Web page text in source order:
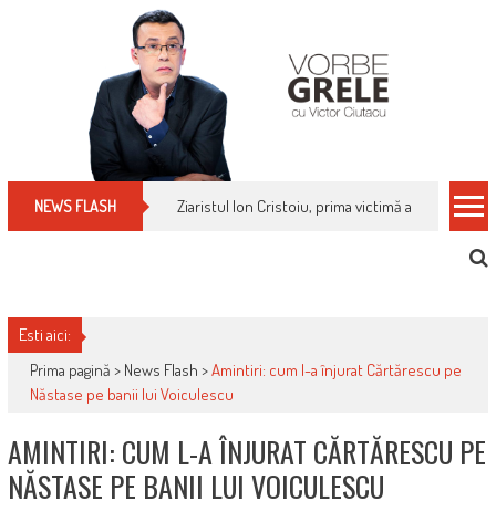
NEWS FLASH Ziaristul Ion Cristoiu, prima victimă a noi
Esti aici:
Prima pagină > News Flash >Amintiri: cum l-a înjurat Cărtărescu pe
Năstase pe banii lui Voiculescu
AMINTIRI: CUM L-A ÎNJURAT CĂRTĂRESCU PE
NĂSTASE PE BANII LUI VOICULESCU